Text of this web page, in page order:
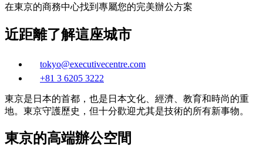
在東京的商務中心找到專屬您的完美辦公方案
近距離了解這座城市
tokyo@executivecentre.com
+81 3 6205 3222
東京是日本的首都，也是日本文化、經濟、教育和時尚的重
地。東京守護歷史，但十分歡迎尤其是技術的所有新事物。
東京的高端辦公空間